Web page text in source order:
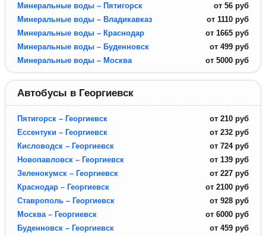
Минеральные воды – Пятигорск
от 56 руб
Минеральные воды – Владикавказ
от 1110 руб
Минеральные воды – Краснодар
от 1665 руб
Минеральные воды – Буденновск
от 499 руб
Минеральные воды – Москва
от 5000 руб
Автобусы в Георгиевск
Пятигорск – Георгиевск от 210 руб
Ессентуки – Георгиевск
от 232 руб
Кисловодск – Георгиевск
от 724 руб
Новопавловск – Георгиевск
от 139 руб
Зеленокумск – Георгиевск
от 227 руб
Краснодар – Георгиевск
от 2100 руб
Ставрополь – Георгиевск
от 928 руб
Москва – Георгиевск
от 6000 руб
Буденновск – Георгиевск
от 459 руб